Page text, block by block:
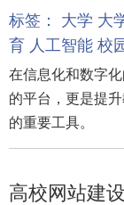
标签： 大学 大
育 人工智能 校
在信息化和数字
的平台，更是提
的重要工具。
高校网站建